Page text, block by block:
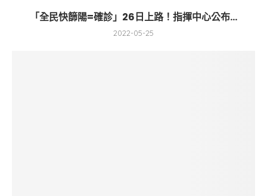
「全民快篩陽=確診」26日上路！指揮中心公布...
2022-05-25